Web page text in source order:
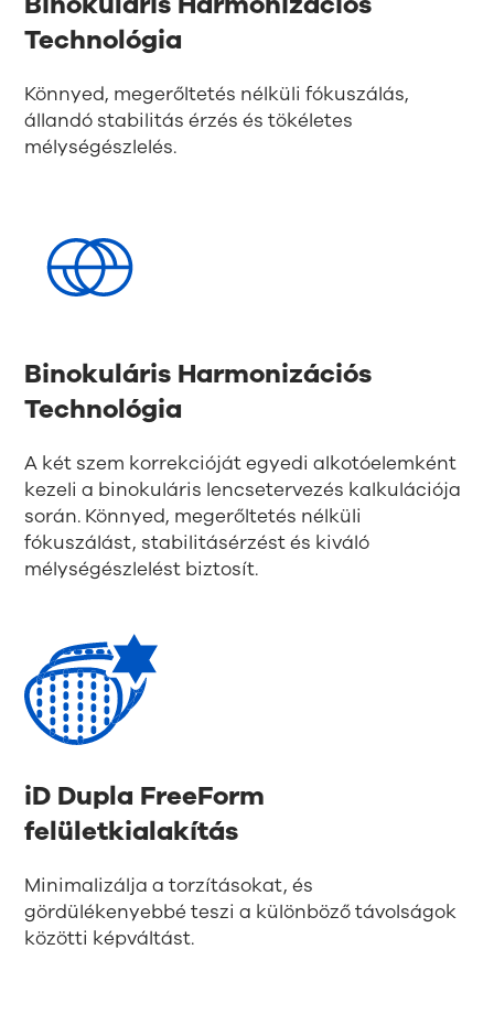
Technológia
Könnyed, megerőltetés nélküli fókuszálás,
állandó stabilitás érzés és tökéletes
mélységészlelés.
Binokuláris Harmonizációs
Technológia
A két szem korrekcióját egyedi alkotóelemként
kezeli a binokuláris lencsetervezés kalkulációja
során. Könnyed, megerőltetés nélküli
fókuszálást, stabilitásérzést és kiváló
mélységészlelést biztosít.
iD Dupla FreeForm
felületkialakítás
Minimalizálja a torzításokat, és
gördülékenyebbé teszi a különböző távolságok
közötti képváltást.